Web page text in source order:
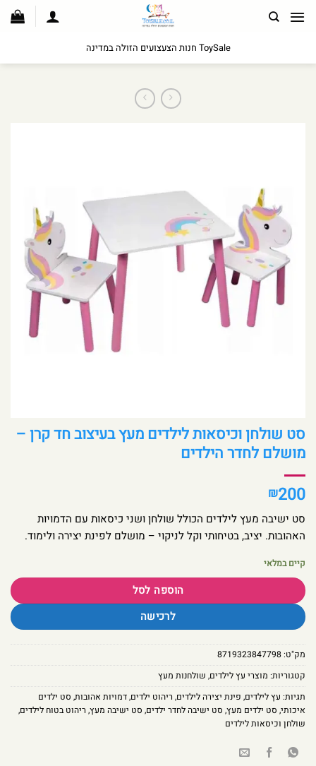
לתוכן
ToySale חנות הצעצועים הזולה במדינה
סט שולחן וכיסאות לילדים מעץ בעיצוב חד קרן –
מושלם לחדר הילדים
₪200
סט ישיבה מעץ לילדים הכולל שולחן ושני כיסאות עם הדמויות
האהובות. יציב, בטיחותי וקל לניקוי – מושלם לפינת יצירה ולימוד.
קיים במלאי
הוספה לסל
לרכישה
מק"ט:8719323847798
קטגוריות: מוצרי עץ לילדים, שולחנות מעץ
תגיות: עץ לילדים, פינת יצירה לילדים, ריהוט ילדים,דמויות אהובות, סט ילדים
איכותי, סט ילדים מעץ, סט ישיבה לחדר ילדים, סט ישיבה מעץ, ריהוט בטוח לילדים,
שולחן וכיסאות לילדים